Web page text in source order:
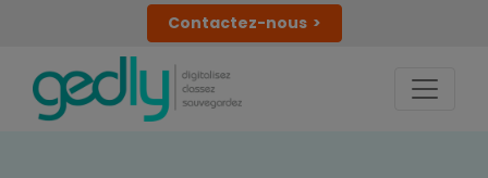
Contactez-nous